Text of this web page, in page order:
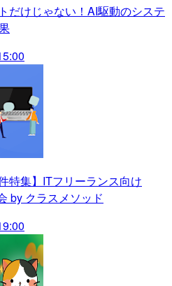
だけじゃない！AI駆動のシステ
特集】ITフリーランス向け
by クラスメソッド